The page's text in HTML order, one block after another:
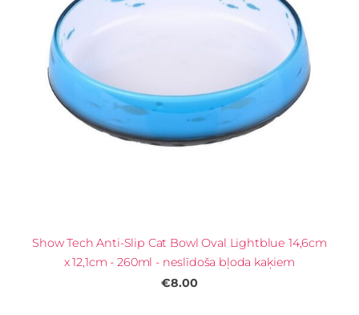
Show Tech Anti-Slip Cat Bowl Oval Lightblue 14,6cm
x 12,1cm - 260ml - neslīdoša bļoda kaķiem
€8.00